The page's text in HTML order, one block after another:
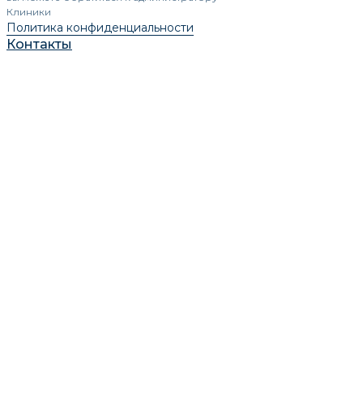
Клиники
Политика конфиденциальности
Контакты